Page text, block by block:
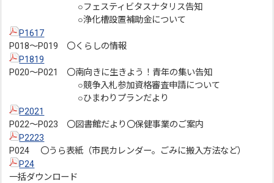
○フェスティビタスナタリス告知
○浄化槽設置補助金について
P1617
P018～P019 〇くらしの情報
P1819
P020～P021 〇南向きに生きよう！青年の集い告知
○競争入札参加資格審査申請について
○ひまわりプランだより
P2021
P022～P023 〇図書館だより〇保健事業のご案内
P2223
P024 〇うら表紙（市民カレンダー。ごみに搬入方法など）
P24
一括ダウンロード